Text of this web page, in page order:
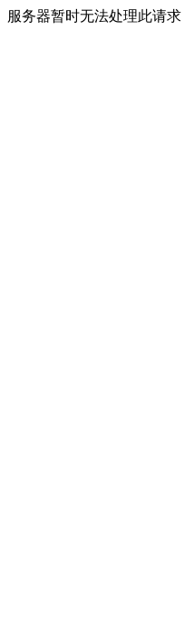
服务器暂时无法处理此请求